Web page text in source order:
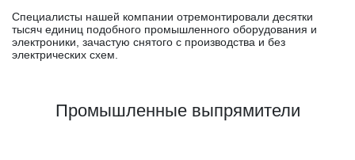
Специалисты нашей компании отремонтировали десятки
тысяч единиц подобного промышленного оборудования и
электроники, зачастую снятого с производства и без
электрических схем.
Промышленные выпрямители